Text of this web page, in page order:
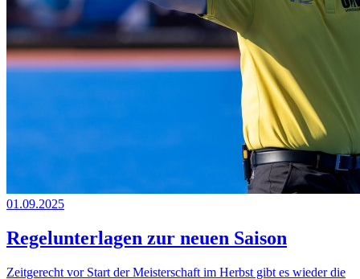
01.09.2025
Regelunterlagen zur neuen Saison
Zeitgerecht vor Start der Meisterschaft im Herbst gibt es wieder die